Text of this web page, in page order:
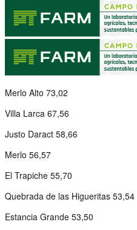
Merlo Alto 73,02
Villa Larca 67,56
Justo Daract 58,66
Merlo 56,57
El Trapiche 55,70
Quebrada de las Higueritas 53,54
Estancia Grande 53,50